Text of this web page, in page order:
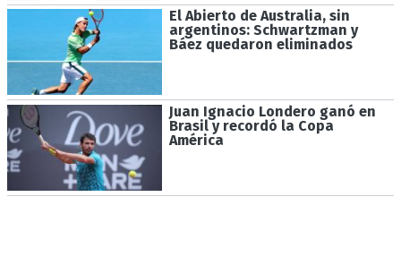
El Abierto de Australia, sin
argentinos: Schwartzman y
Báez quedaron eliminados
Juan Ignacio Londero ganó en
Brasil y recordó la Copa
América